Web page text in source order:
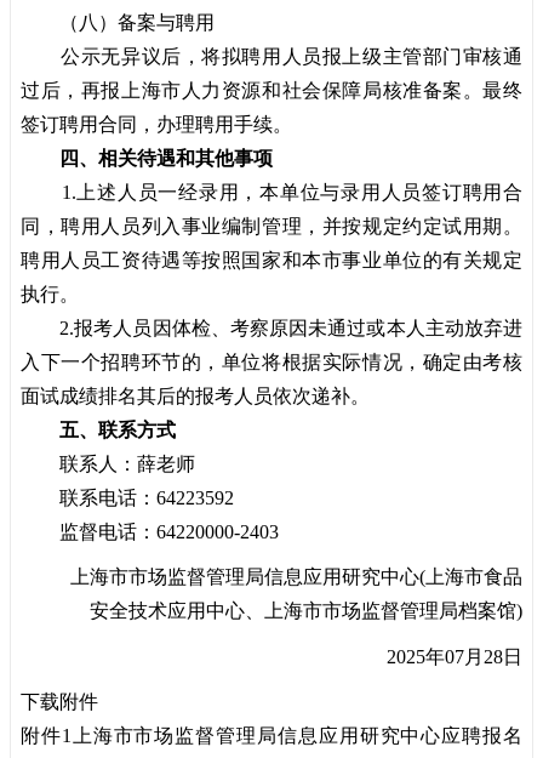
（八）备案与聘用
公示无异议后，将拟聘用人员报上级主管部门审核通
过后，再报上海市人力资源和社会保障局核准备案。最终
签订聘用合同，办理聘用手续。
四、相关待遇和其他事项
1.上述人员一经录用，本单位与录用人员签订聘用合
同，聘用人员列入事业编制管理，并按规定约定试用期。
聘用人员工资待遇等按照国家和本市事业单位的有关规定
执行。
2.报考人员因体检、考察原因未通过或本人主动放弃进
入下一个招聘环节的，单位将根据实际情况，确定由考核
面试成绩排名其后的报考人员依次递补。
五、联系方式
联系人：薛老师
联系电话：64223592
监督电话：64220000-2403
上海市市场监督管理局信息应用研究中心(上海市食品
安全技术应用中心、上海市市场监督管理局档案馆)
2025年07月28日
下载附件
附件1上海市市场监督管理局信息应用研究中心应聘报名